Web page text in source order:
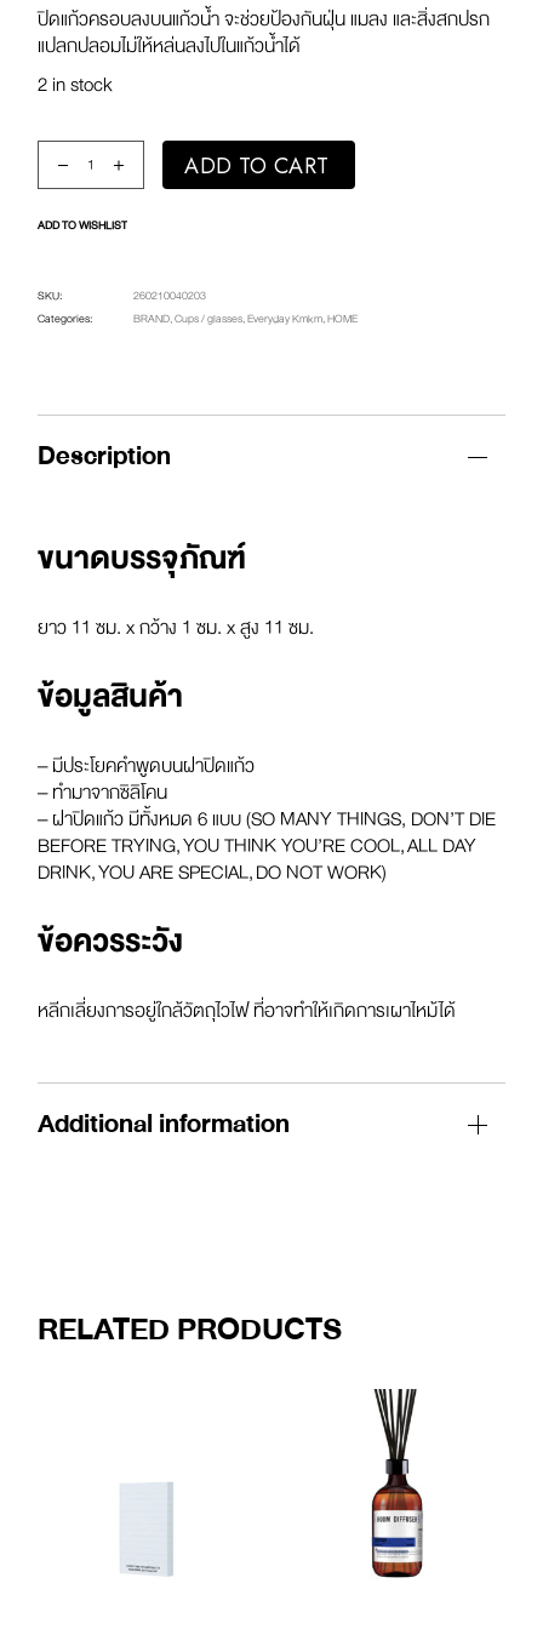
ปิดแก้วครอบลงบนแก้วน้ำ จะช่วยป้องกันฝุ่น แมลง และสิ่งสกปรก
แปลกปลอมไม่ให้หล่นลงไปในแก้วน้ำได้
2 in stock
Everyday Drink Cover / YOU THINK YOU’RE COOL, BUT
ADD TO CART
ADD TO WISHLIST
SKU:
260210040203
Categories:
BRAND,Cups / glasses,Everyday Kmkm,HOME
Description
ขนาดบรรจุภัณฑ์
ยาว 11 ซม. x กว้าง 1 ซม. x สูง 11 ซม.
ข้อมูลสินค้า
–มีประโยคคำพูดบนฝาปิดแก้ว
–ทำมาจากซิลิโคน
–ฝาปิดแก้ว มีทั้งหมด6แบบ(SO MANY THINGS, DON’T DIE
BEFORE TRYING, YOU THINK YOU’RE COOL, ALL DAY
DRINK, YOU ARE SPECIAL, DO NOT WORK)
ข้อควรระวัง
หลีกเลี่ยงการอยู่ใกล้วัตถุไวไฟ ที่อาจทำให้เกิดการเผาไหม้ได้
Additional information
RELATED PRODUCTS